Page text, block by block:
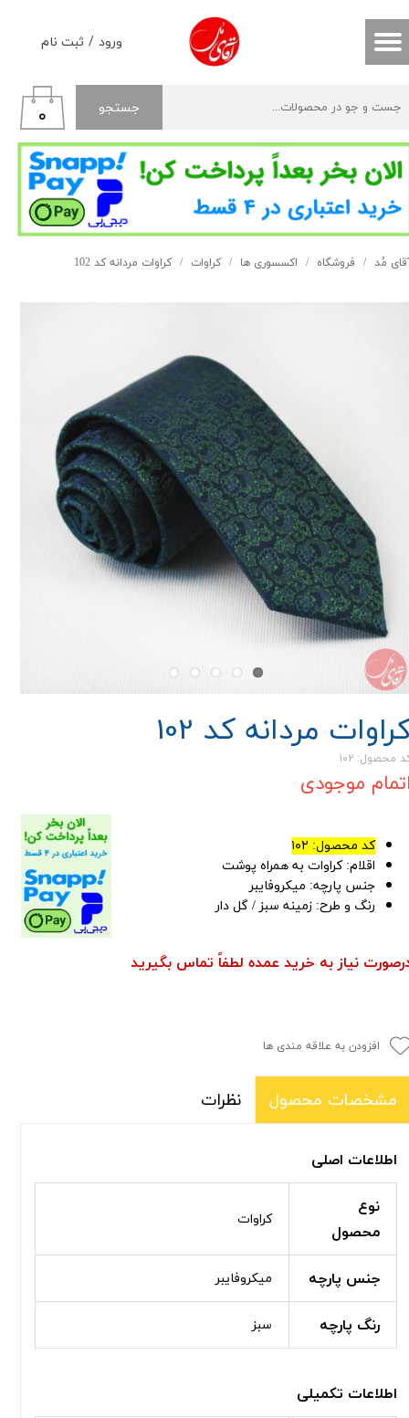
ورود / ثبت نام
حساب کاربری من
خروج از حساب کاربری
جستجو ۰
مُد فروشگاه اکسسوری ها کراوات کراوات مردانه کد 102
مردانه کد 102
محصول: ۱۰۲
موجودی
کد محصول: ۱۰۲
اقلام: کراوات به همراه پوشت
جنس پارچه: میکروفایبر
رنگ و طرح: زمینه سبز / گل دار
نیاز به خرید عمده لطفاً تماس بگیرید
افزودن به علاقه مندی ها
مشخصات محصول نظرات
اطلاعات اصلی
نوع
محصول
کراوات
جنس پارچه میکروفایبر
رنگ پارچه سبز
اطلاعات تکمیلی